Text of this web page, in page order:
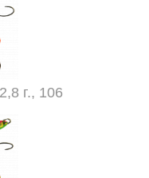
г., 106